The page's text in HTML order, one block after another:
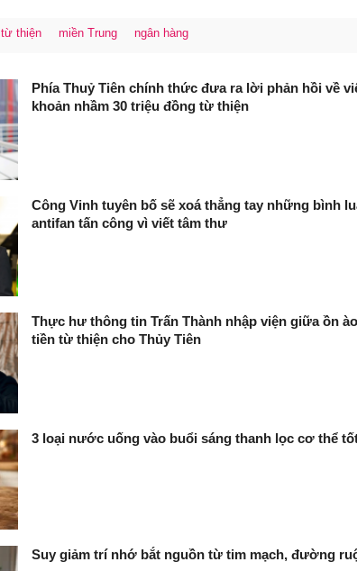
từ thiện miền Trung ngân hàng
Phía Thuỷ Tiên chính thức đưa ra lời phản hồi về
khoản nhầm 30 triệu đồng từ thiện
Công Vinh tuyên bố sẽ xoá thẳng tay những bình
antifan tấn công vì viết tâm thư
Thực hư thông tin Trấn Thành nhập viện giữa ồn
tiền từ thiện cho Thủy Tiên
3 loại nước uống vào buổi sáng thanh lọc cơ thể
Suy giảm trí nhớ bắt nguồn từ tim mạch, đường